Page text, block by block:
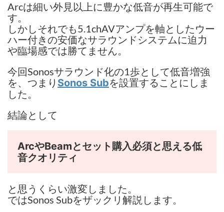
Arcは細い外見以上に豊かな低音が再生可能で
す。
しかしそれでも5.1chAVアンプを軸としたウー
ハー付きの安価なサラウンドシステムに迫力
や臨場感では勝てません。
今回Sonosサラウンド化の1歩として低音増強
を、つまり Sonos Subを設置することにしま
した。
結論として
ArcやBeamとセット購入必須と思える低
音クオリティ
と思うくらい激変しました。
ではSonos Subをザックリ解説します。